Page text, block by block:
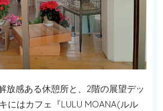
放感ある休憩所と、2階の展望デッ
にはカフェ『LULU MOANA(ルル